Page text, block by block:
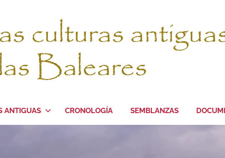
ANTIGUAS CRONOLOGÍA SEMBLANZAS